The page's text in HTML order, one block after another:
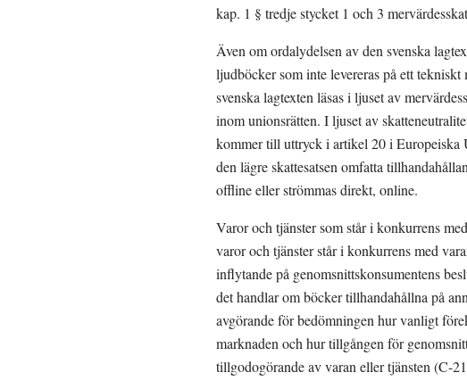
kap. 1 § tredje stycket 1 och 3
Även om ordalydelsen av den svenska
ljudböcker som inte levereras på ett tekniskt
svenska lagtexten läsas i ljuset av
inom unionsrätten. I ljuset av
kommer till uttryck i artikel 20 i Europeiska
den lägre skattesatsen omfatta
offline eller strömmas direkt, online.
Varor och tjänster som står i konkurrens
varor och tjänster står i konkurrens med
inflytande på genomsnittskonsumentens
det handlar om böcker tillhandahållna på
avgörande för bedömningen hur vanligt
marknaden och hur tillgången för
tillgodogörande av varan eller tjänsten (C-